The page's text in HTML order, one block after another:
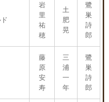
岩
里
祐
穂
土
肥
晃
鷺
巣
詩
郎
藤
原
安
寿
三
浦
一
年
鷺
巣
詩
郎